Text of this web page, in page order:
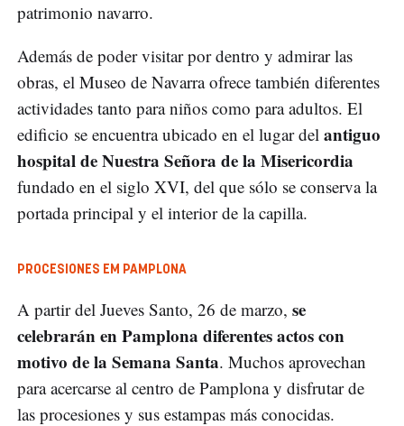
patrimonio navarro.
Además de poder visitar por dentro y admirar las
obras, el Museo de Navarra ofrece también diferentes
actividades tanto para niños como para adultos. El
edificio se encuentra ubicado en el lugar del antiguo
hospital de Nuestra Señora de la Misericordia
fundado en el siglo XVI, del que sólo se conserva la
portada principal y el interior de la capilla.
PROCESIONES EM PAMPLONA
A partir del Jueves Santo, 26 de marzo, se
celebrarán en Pamplona diferentes actos con
motivo de la Semana Santa. Muchos aprovechan
para acercarse al centro de Pamplona y disfrutar de
las procesiones y sus estampas más conocidas.